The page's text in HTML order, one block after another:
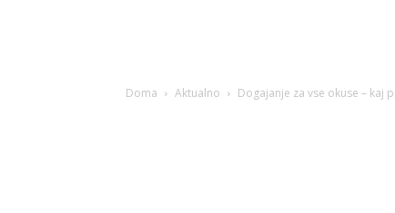
Doma Aktualno Dogajanje za vse okuse – kaj